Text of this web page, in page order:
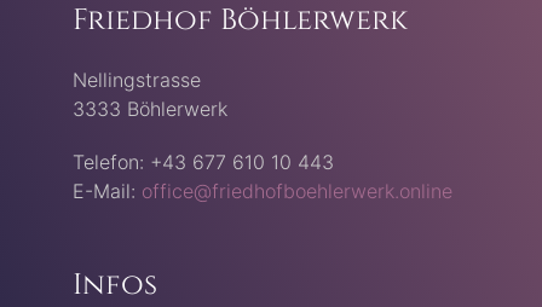
Friedhof Böhlerwerk
Nellingstrasse
3333 Böhlerwerk
Telefon: +43 677 610 10 443
E-Mail: office@friedhofboehlerwerk.online
Infos